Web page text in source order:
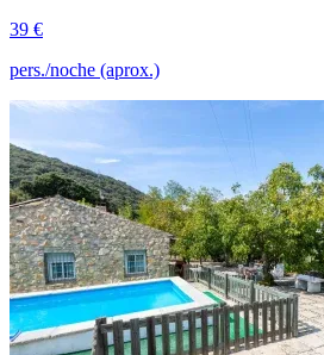
39 €
pers./noche (aprox.)